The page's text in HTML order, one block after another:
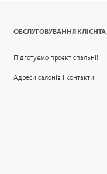
ОБСЛУГОВУВАННЯ КЛІЄНТА
Підготуємо проєкт спальні!
Адреси салонів і контакти